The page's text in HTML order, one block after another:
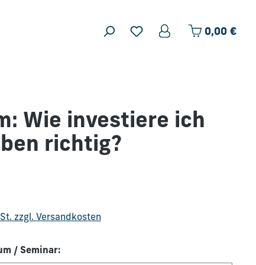
0,00 €
Wie investiere ich
richtig?
zzgl. Versandkosten
/ Seminar: